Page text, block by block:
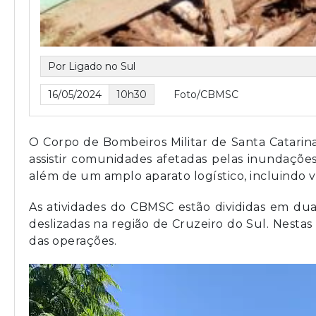
Por Ligado no Sul
16/05/2024 10h30 Foto/CBMSC
O Corpo de Bombeiros Militar de Santa
assistir comunidades afetadas pelas
além de um amplo aparato logístico, incluindo
As atividades do CBMSC estão divididas em
deslizadas na região de Cruzeiro do Sul.
das operações.
Tocador
de
vídeo